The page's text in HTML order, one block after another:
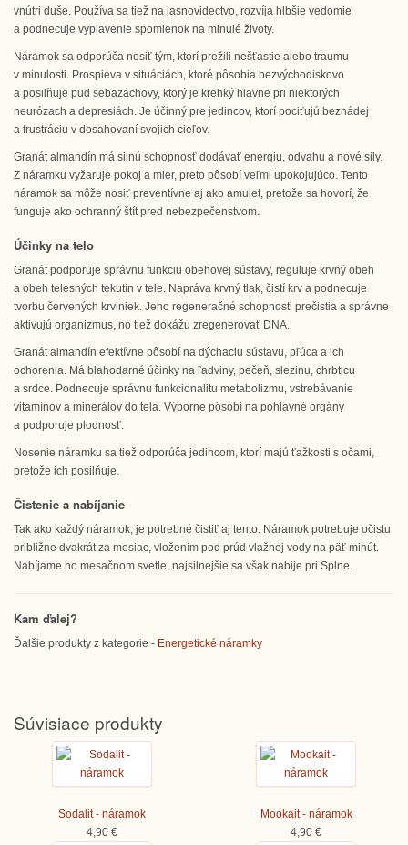
vnútri duše. Používa sa tiež na jasnovidectvo, rozvíja hlbšie vedomie
a podnecuje vyplavenie spomienok na minulé životy.
Náramok sa odporúča nosiť tým, ktorí prežili nešťastie alebo traumu
v minulosti. Prospieva v situáciách, ktoré pôsobia bezvýchodiskovo
a posilňuje pud sebazáchovy, ktorý je krehký hlavne pri niektorých
neurózach a depresiách. Je účinný pre jedincov, ktorí pociťujú beznádej
a frustráciu v dosahovaní svojich cieľov.
Granát almandín má silnú schopnosť dodávať energiu, odvahu a nové sily.
Z náramku vyžaruje pokoj a mier, preto pôsobí veľmi upokojujúco. Tento
náramok sa môže nosiť preventívne aj ako amulet, pretože sa hovorí, že
funguje ako ochranný štít pred nebezpečenstvom.
Účinky na telo
Granát podporuje správnu funkciu obehovej sústavy, reguluje krvný obeh
a obeh telesných tekutín v tele. Napráva krvný tlak, čistí krv a podnecuje
tvorbu červených krviniek. Jeho regeneračné schopnosti prečistia a správne
aktivujú organizmus, no tiež dokážu zregenerovať DNA.
Granát almandín efektívne pôsobí na dýchaciu sústavu, pľúca a ich
ochorenia. Má blahodarné účinky na ľadviny, pečeň, slezinu, chrbticu
a srdce. Podnecuje správnu funkcionalitu metabolizmu, vstrebávanie
vitamínov a minerálov do tela. Výborne pôsobí na pohlavné orgány
a podporuje plodnosť.
Nosenie náramku sa tiež odporúča jedincom, ktorí majú ťažkosti s očami,
pretože ich posilňuje.
Čistenie a nabíjanie
Tak ako každý náramok, je potrebné čistiť aj tento. Náramok potrebuje očistu
približne dvakrát za mesiac, vložením pod prúd vlažnej vody na päť minút.
Nabíjame ho mesačnom svetle, najsilnejšie sa však nabije pri Splne.
Kam ďalej?
Ďalšie produkty z kategorie - Energetické náramky
Súvisiace produkty
Sodalit - náramok
4,90 €
Mookait - náramok
4,90 €